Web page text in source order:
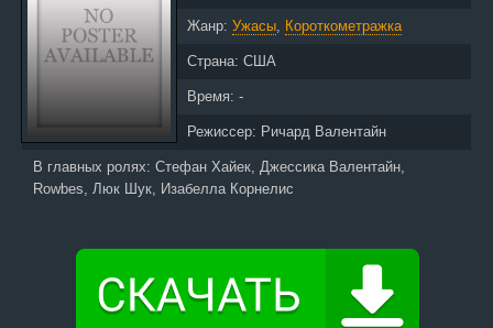
Жанр: Ужасы, Короткометражка
Страна: США
Время: -
Режиссер: Ричард Валентайн
В главных ролях: Стефан Хайек, Джессика Валентайн,
Rowbes, Люк Шук, Изабелла Корнелис